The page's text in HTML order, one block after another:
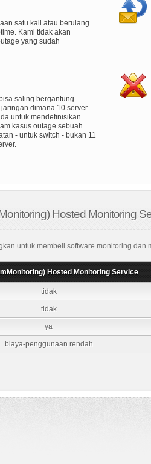
satu kali atau berulang
Kami tidak akan
yang sudah
saling bergantung.
dimana 10 server
untuk mendefinisikan
kasus outage sebuah
- untuk switch - bukan 11
Hosted Monitoring
untuk membeli software monitoring
Hosted Monitoring Service
tidak
tidak
ya
biaya-penggunaan rendah